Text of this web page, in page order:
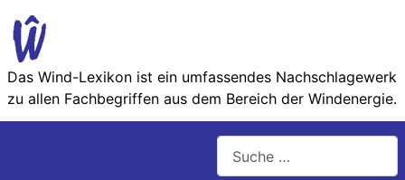
Das Wind-Lexikon ist ein umfassendes Nachschlage­werk
zu allen Fachbegriffen aus dem Bereich der Wind­energie.